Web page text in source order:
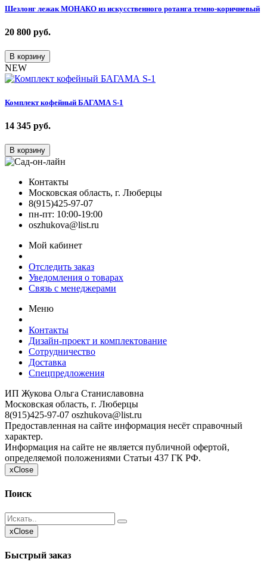
Шезлонг лежак МОНАКО из искусственного ротанга темно-коричневый
20 800 руб.
В корзину
NEW
Комплект кофейный БАГАМА S-1
14 345 руб.
В корзину
Контакты
Московская область, г. Люберцы
8(915)425-97-07
пн-пт: 10:00-19:00
oszhukova@list.ru
Мой кабинет
Отследить заказ
Уведомления о товарах
Связь с менеджерами
Меню
Контакты
Дизайн-проект и комплектование
Сотрудничество
Доставка
Спецпредложения
ИП Жукова Ольга Станиславовна
Московская область, г. Люберцы
8(915)425-97-07 oszhukova@list.ru
Предоставленная на сайте информация несёт справочный
характер.
Информация на сайте не является публичной офертой,
определяемой положениями Статьи 437 ГК РФ.
xClose
Поиск
xClose
Быстрый заказ